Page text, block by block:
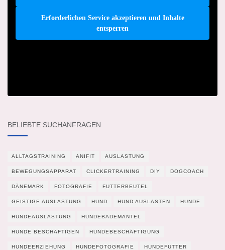
Erforderlichen Service akzeptieren und Inhalte
entsperren
BELIEBTE SUCHANFRAGEN
ALLTAGSTRAINING ANIFIT AUSLASTUNG
BEWEGUNGSAPPARAT CLICKERTRAINING DIY DOGCOACH
DÄNEMARK FOTOGRAFIE FUTTERBEUTEL
GEISTIGE AUSLASTUNG HUND HUND AUSLASTEN HUNDE
HUNDEAUSLASTUNG HUNDEBADEMANTEL
HUNDE BESCHÄFTIGEN HUNDEBESCHÄFTIGUNG
HUNDEERZIEHUNG HUNDEFOTOGRAFIE HUNDEFUTTER